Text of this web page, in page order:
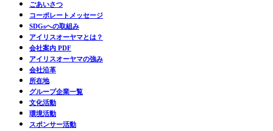
ごあいさつ
コーポレートメッセージ
SDGsへの取組み
アイリスオーヤマとは？
会社案内 PDF
アイリスオーヤマの強み
会社沿革
所在地
グループ企業一覧
文化活動
環境活動
スポンサー活動